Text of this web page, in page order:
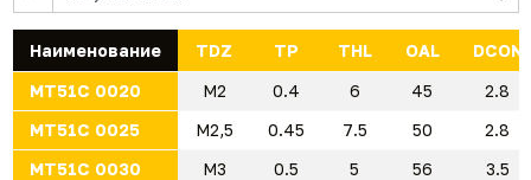
Наименование TDZ TP THL OAL
DCON
MT51C 0020
M2 0.4 6 45
2.8
MT51C 0025
M2,5 0.45 7.5 50
2.8
MT51C 0030
M3 0.5 5 56
3.5